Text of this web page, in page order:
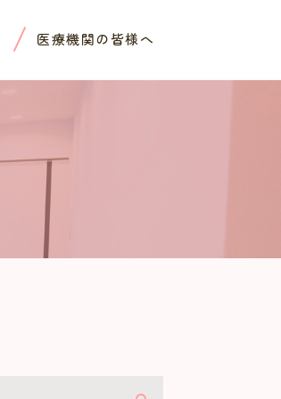
医療機関の皆様へ